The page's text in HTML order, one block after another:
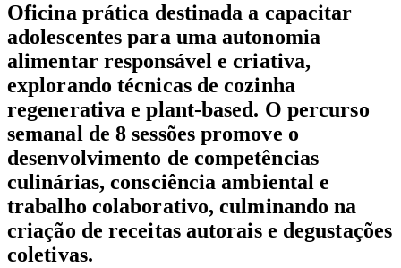
Oficina prática destinada a capacitar
adolescentes para uma autonomia
alimentar responsável e criativa,
explorando técnicas de cozinha
regenerativa e plant-based. O percurso
semanal de 8 sessões promove o
desenvolvimento de competências
culinárias, consciência ambiental e
trabalho colaborativo, culminando na
criação de receitas autorais e degustações
coletivas.